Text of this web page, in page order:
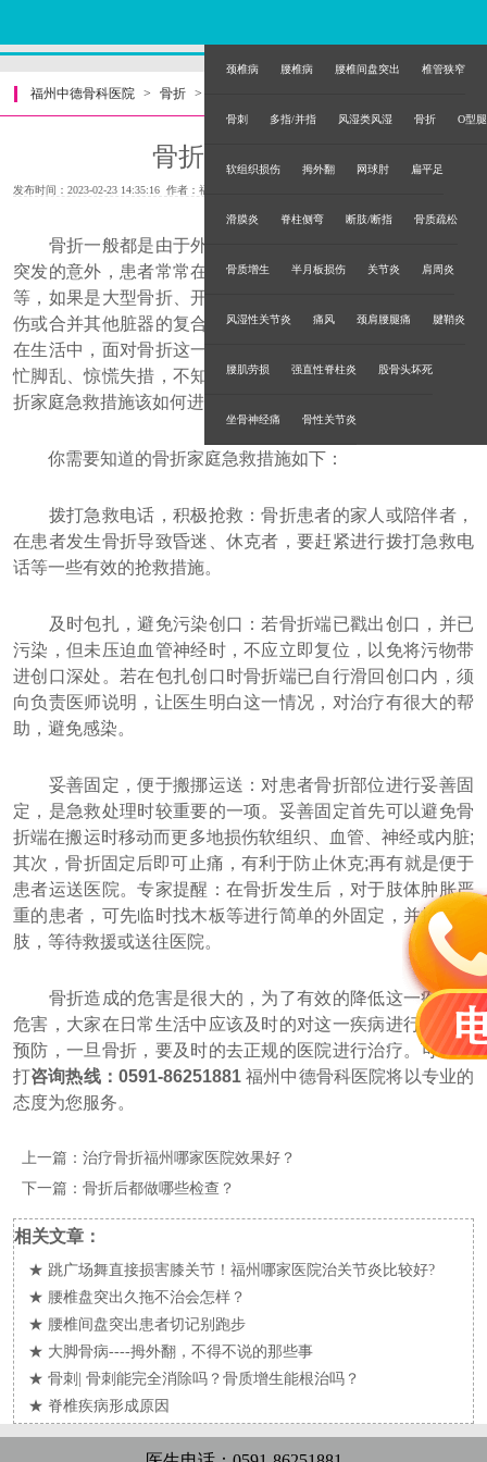
颈椎病 腰椎病 腰椎间盘突出 椎管狭窄
骨刺 多指/并指 风湿类风湿 骨折 O型腿
软组织损伤 拇外翻 网球肘 扁平足
滑膜炎 脊柱侧弯 断肢/断指 骨质疏松
骨质增生 半月板损伤 关节炎 肩周炎
风湿性关节炎 痛风 颈肩腰腿痛 腱鞘炎
腰肌劳损 强直性脊柱炎 股骨头坏死
坐骨神经痛 骨性关节炎
福州中德骨科医院 > 骨折 >
骨折的急救措施
发布时间：2023-02-23 14:35:16 作者：福州中德骨科医院
骨折一般都是由于外伤引起的，而这些外伤又几乎都是
突发的意外，患者常常在骨折后患处出现肿胀、瘀斑、疼痛
等，如果是大型骨折、开放型骨折、大出血、软组织严重损
伤或合并其他脏器的复合损伤或疼痛剧烈，均可引起休克。
在生活中，面对骨折这一突发事件，家人或陪伴者常常会手
忙脚乱、惊慌失措，不知如何是好。所以大家有必要知道骨
折家庭急救措施该如何进行。
你需要知道的骨折家庭急救措施如下：
拨打急救电话，积极抢救：骨折患者的家人或陪伴者，
在患者发生骨折导致昏迷、休克者，要赶紧进行拨打急救电
话等一些有效的抢救措施。
及时包扎，避免污染创口：若骨折端已戳出创口，并已
污染，但未压迫血管神经时，不应立即复位，以免将污物带
进创口深处。若在包扎创口时骨折端已自行滑回创口内，须
向负责医师说明，让医生明白这一情况，对治疗有很大的帮
助，避免感染。
妥善固定，便于搬挪运送：对患者骨折部位进行妥善固
定，是急救处理时较重要的一项。妥善固定首先可以避免骨
折端在搬运时移动而更多地损伤软组织、血管、神经或内脏;
其次，骨折固定后即可止痛，有利于防止休克;再有就是便于
患者运送医院。专家提醒：在骨折发生后，对于肢体肿胀严
重的患者，可先临时找木板等进行简单的外固定，并抬高患
肢，等待救援或送往医院。
骨折造成的危害是很大的，为了有效的降低这一疾病的
危害，大家在日常生活中应该及时的对这一疾病进行一定的
预防，一旦骨折，要及时的去正规的医院进行治疗。可以拨
打咨询热线：0591-86251881福州中德骨科医院将以专业的
态度为您服务。
上一篇：治疗骨折福州哪家医院效果好？
下一篇：骨折后都做哪些检查？
相关文章：
★ 跳广场舞直接损害膝关节！福州哪家医院治关节炎比较好?
★ 腰椎盘突出久拖不治会怎样？
★ 腰椎间盘突出患者切记别跑步
★ 大脚骨病----拇外翻，不得不说的那些事
★骨刺| 骨刺能完全消除吗？骨质增生能根治吗？
★ 脊椎疾病形成原因